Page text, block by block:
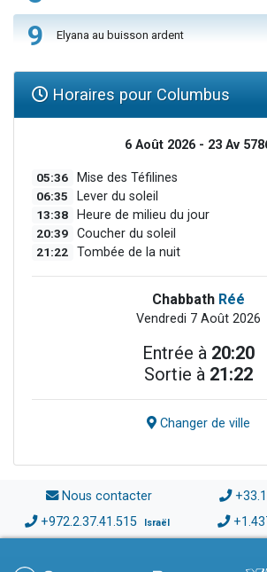
9 Elyana au buisson ardent
Horaires pour Columbus
6 Août 2026 - 23 Av
05:36 Mise des Téfilines
06:35 Lever du soleil
13:38 Heure de milieu du jour
20:39 Coucher du soleil
21:22 Tombée de la nuit
Chabbath Réé
Vendredi 7 Août 2026
Entrée à 20:20
Sortie à 21:22
Changer de ville
Nous contacter
+972.2.37.41.515 Israël